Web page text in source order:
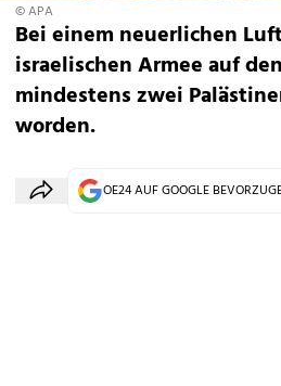
© APA
Bei einem neuerlichen
israelischen Armee auf
mindestens zwei
worden.
OE24 AUF GOOGLE